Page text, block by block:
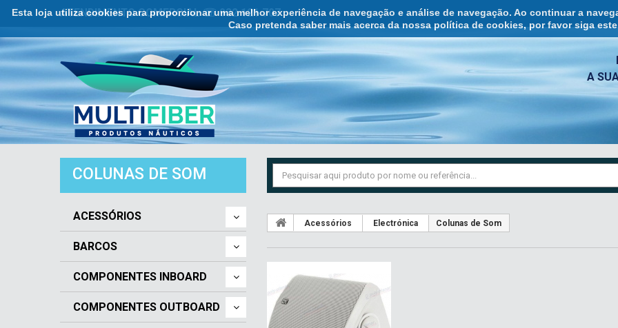
Esta loja utiliza cookies para proporcionar uma melhor experiência de navegação e análise de navegação. Ao continuar a
Caso pretenda saber mais acerca da nossa política de cookies, por favor siga
ATENDIMENTO COMERCIAL ☏ 932 121 707
A
COLUNAS DE SOM
ACESSÓRIOS
BARCOS
COMPONENTES INBOARD
COMPONENTES OUTBOARD
Acessórios Electrónica Colunas de Som